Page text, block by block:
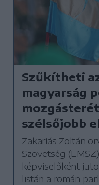
Szűkítheti
magyarság
szélsőjobb
Zakariás Zoltán
Szövetség
képviselőként
listán a román